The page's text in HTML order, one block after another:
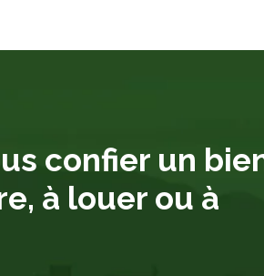
confier un
à louer ou à